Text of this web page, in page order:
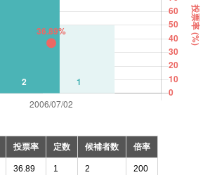
投票率 定数 候補者数 倍率
36.89 1 2 200